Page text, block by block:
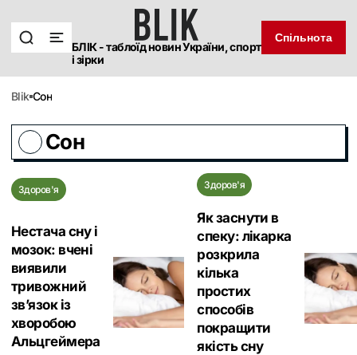
БЛІК - таблоїд новин України, спорт
і зірки
Спільнота
blik Сон
Сон
Здоров'я
Нестача сну і
мозок: вчені
виявили
тривожний
зв’язок із
хворобою
Альцгеймера
Здоров'я
Як заснути в
спеку: лікарка
розкрила
кілька
простих
способів
покращити
якість сну